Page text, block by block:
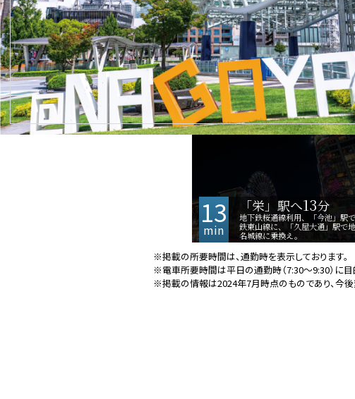
13
min
「栄」駅へ13分
地下鉄桜通線利用、「今池」駅
鉄東山線に、「久屋大通」駅で
名城線に乗換え。
※掲載の所要時間は、通勤時を表示しております。
※電車所要時間は平日の通勤時（7:30〜9:30）に目
※掲載の情報は2024年7月時点のものであり、今後